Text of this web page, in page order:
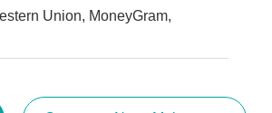
Union, MoneyGram,